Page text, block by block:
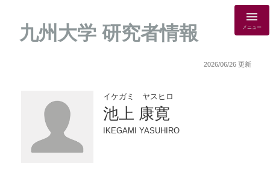
九州大学 研究者情報 メニュー
2026/06/26 更新
イケガミ ヤスヒロ
池上 康寛
IKEGAMI YASUHIRO